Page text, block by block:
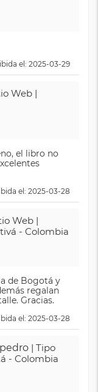
el: 2025-03-29
Web |
el libro no
el: 2025-03-28
Web |
- Colombia
de Bogotá y
regalan
Gracias.
el: 2025-03-28
| Tipo
- Colombia